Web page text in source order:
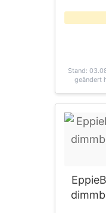
Stand:
geändert